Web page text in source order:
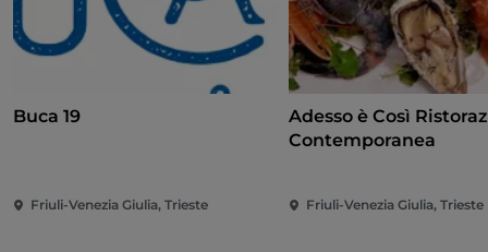
Buca 19
Friuli-Venezia Giulia, Trieste
Adesso è Così
Contemporanea
Friuli-Venezia Giulia, Trieste